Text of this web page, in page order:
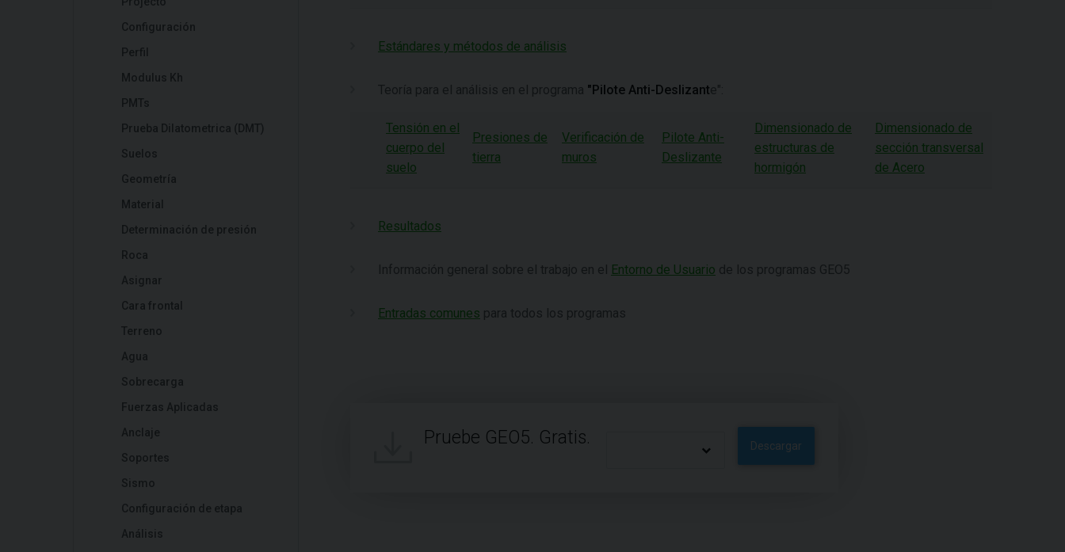
Configuración
Perfil
Modulus Kh
PMTs
Prueba Dilatometrica (DMT)
Suelos
Geometría
Material
Determinación de presión
Roca
Asignar
Cara frontal
Terreno
Agua
Sobrecarga
Fuerzas Aplicadas
Anclaje
Soportes
Sismo
Configuración de etapa
Análisis
Estándares y métodos de análisis
Teoría para el análisis en el programa "Pilote Anti-Deslizante":
Tensión en el
cuerpo del
suelo
Presiones de
tierra
Verificación de
muros
Pilote Anti-
Deslizante
Dimensionado de
estructuras de
hormigón
Dimensionado de
sección transversal
de Acero
Resultados
Información general sobre el trabajo en el Entorno de Usuario de los programas GEO5
Entradas comunes para todos los programas
Pruebe GEO5. Gratis. Descargar